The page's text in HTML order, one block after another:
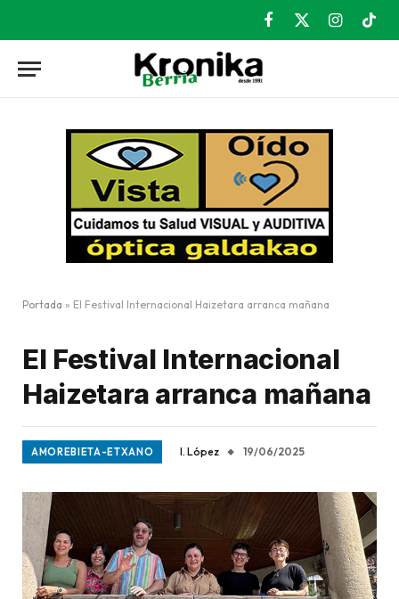
Facebook
X
Instagram
Portada » El Festival Internacional Haizetara arranca mañana
El Festival Internacional
Haizetara arranca mañana
AMOREBIETA-ETXANO I. López 19/06/2025